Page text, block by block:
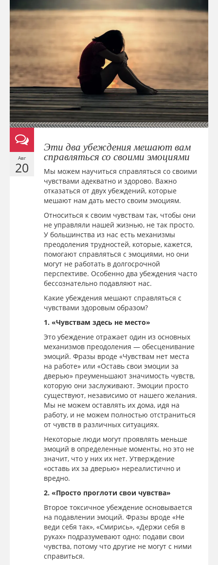
Авг
20
Эти два убеждения мешают вам
справляться со своими эмоциями
Мы можем научиться справляться со своими
чувствами адекватно и здорово. Важно
отказаться от двух убеждений, которые
мешают нам дать место своим эмоциям.
Относиться к своим чувствам так, чтобы они
не управляли нашей жизнью, не так просто.
У большинства из нас есть механизмы
преодоления трудностей, которые, кажется,
помогают справляться с эмоциями, но они
могут не работать в долгосрочной
перспективе. Особенно два убеждения часто
бессознательно подавляют нас.
Какие убеждения мешают справляться с
чувствами здоровым образом?
1. «Чувствам здесь не место»
Это убеждение отражает один из основных
механизмов преодоления — обесценивание
эмоций. Фразы вроде «Чувствам нет места
на работе» или «Оставь свои эмоции за
дверью» преуменьшают значимость чувств,
которую они заслуживают. Эмоции просто
существуют, независимо от нашего желания.
Мы не можем оставлять их дома, идя на
работу, и не можем полностью отстраниться
от чувств в различных ситуациях.
Некоторые люди могут проявлять меньше
эмоций в определенные моменты, но это не
значит, что у них их нет. Утверждение
«оставь их за дверью» нереалистично и
вредно.
2. «Просто проглоти свои чувства»
Второе токсичное убеждение основывается
на подавлении эмоций. Фразы вроде «Не
веди себя так», «Смирись», «Держи себя в
руках» подразумевают одно: подави свои
чувства, потому что другие не могут с ними
справиться.